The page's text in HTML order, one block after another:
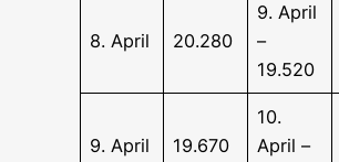
8. April 20.280
9. April
–
19.520
9. April 19.670
10.
April –